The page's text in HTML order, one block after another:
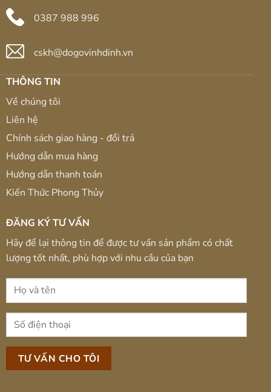
0387 988 996
cskh@dogovinhdinh.vn
THÔNG TIN
Về chúng tôi
Liên hệ
Chính sách giao hàng - đổi trả
Hướng dẫn mua hàng
Hướng dẫn thanh toán
Kiến Thức Phong Thủy
ĐĂNG KÝ TƯ VẤN
Hãy để lại thông tin để được tư vấn sản phẩm có chất
lượng tốt nhất, phù hợp với nhu cầu của bạn